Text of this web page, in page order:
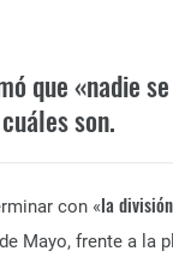
que «nadie
son.
con «la
Mayo, frente a la